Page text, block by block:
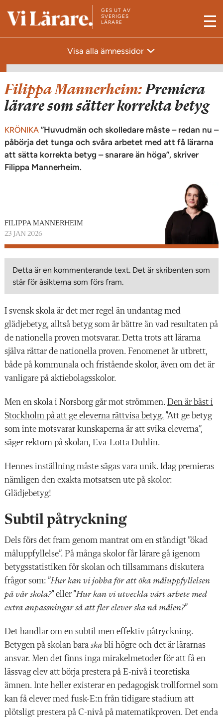
T
s
t
a
r
t
s
i
d
GES UT AV
SVERIGES
LÄRARE
M
Visa alla ämnessidor
Filippa Mannerheim:Premiera
lärare som sätter korrekta betyg
KRÖNIKA ”Huvudmän och skolledare måste – redan nu –
påbörja det tunga och svåra arbetet med att få lärarna
att sätta korrekta betyg – snarare än höga”, skriver
Filippa Mannerheim.
FILIPPA MANNERHEIM
23 JAN 2026
Detta är en kommenterande text. Det är skribenten som
står för åsikterna som förs fram.
I svensk skola är det mer regel än undantag med
glädjebetyg, alltså betyg som är bättre än vad resultaten på
de nationella proven motsvarar. Detta trots att lärarna
själva rättar de nationella proven. Fenomenet är utbrett,
både på kommunala och fristående skolor, även om det är
vanligare på aktiebolagsskolor.
Men en skola i Norsborg går mot strömmen. Den är bäst i
Stockholm på att ge eleverna rättvisa betyg. ”Att ge betyg
som inte motsvarar kunskaperna är att svika eleverna”,
säger rektorn på skolan, Eva-Lotta Duhlin.
Hennes inställning måste sägas vara unik. Idag premieras
nämligen den exakta motsatsen ute på skolor:
Glädjebetyg!
Subtil påtryckning
Dels förs det fram genom mantrat om en ständigt ”ökad
måluppfyllelse”. På många skolor får lärare gå igenom
betygsstatistiken för skolan och tillsammans diskutera
frågor som: ”Hur kan vi jobba för att öka måluppfyllelsen
på vår skola?” eller ”Hur kan vi utveckla vårt arbete med
extra anpassningar så att fler elever ska nå målen?”
Det handlar om en subtil men effektiv påtryckning.
Betygen på skolan bara ska bli högre och det är lärarnas
ansvar. Men det finns inga mirakelmetoder för att få en
lässvag elev att börja prestera på E-nivå i teoretiska
ämnen. Inte heller existerar en pedagogisk trollformel som
kan få elever med fusk-E:n från tidigare stadium att
plötsligt prestera på C-nivå på matematikproven. Det enda